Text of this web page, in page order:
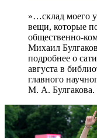
»…склад моего
вещи, которые
общественно-
Михаил
подробнее о
августа в
главного
М. А. Булгакова.